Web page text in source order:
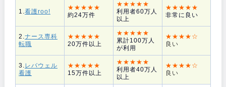
1.看護roo!
★★★★★
約24万件
★★★★★
利用者60万人
以上
★★★★★
非常に良い
2.ナース専科
転職
★★★★★
20万件以上
★★★★★
累計100万人
が利用
★★★★☆
良い
3.レバウェル
看護
★★★★★
15万件以上
★★★★★
利用者40万人
以上
★★★★☆
良い